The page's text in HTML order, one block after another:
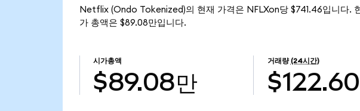
Netflix (Ondo Tokenized)의 현재 가격은 NFLXon당 $741.46입니다.
가 총액은 $89.08만입니다.
시가총액
$89.08만
거래량 (24시간)